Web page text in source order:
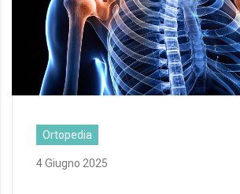
Ortopedia
4 Giugno 2025